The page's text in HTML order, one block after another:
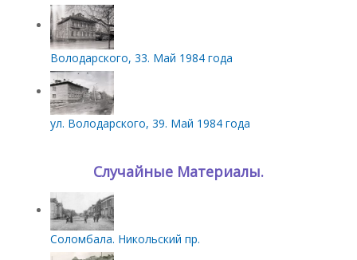
Володарского, 33. Май 1984 года
ул. Володарского, 39. Май 1984 года
Случайные Материалы.
Соломбала. Никольский пр.